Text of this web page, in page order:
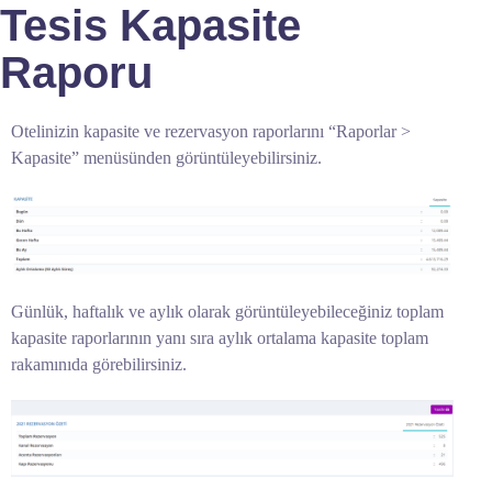
Tesis Kapasite
Raporu
Otelinizin kapasite ve rezervasyon raporlarını “Raporlar >
Kapasite” menüsünden görüntüleyebilirsiniz.
Günlük, haftalık ve aylık olarak görüntüleyebileceğiniz toplam
kapasite raporlarının yanı sıra aylık ortalama kapasite toplam
rakamınıda görebilirsiniz.